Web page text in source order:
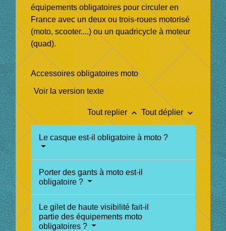
équipements obligatoires pour circuler en
France avec un deux ou trois-roues motorisé
(moto, scooter....) ou un quadricycle à moteur
(quad).
Accessoires obligatoires moto
Voir la version texte
Tout replierkeyboard_arrow_up Tout déplierkeyboard_arrow_down
Le casque est-il obligatoire à moto ?
Porter des gants à moto est-il
obligatoire ?
Le gilet de haute visibilité fait-il
partie des équipements moto
obligatoires ?